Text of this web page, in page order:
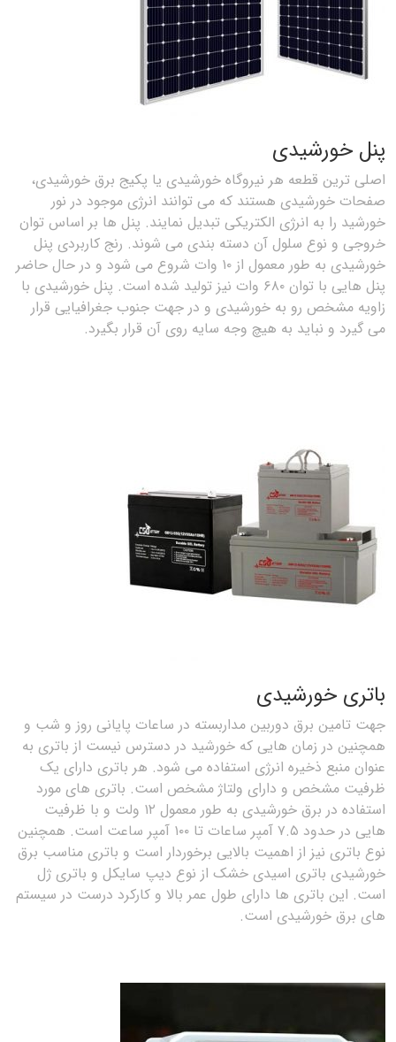
پنل خورشیدی
اصلی ترین قطعه هر نیروگاه خورشیدی یا پکیج برق خورشیدی،
صفحات خورشیدی هستند که می توانند انرژی موجود در نور
خورشید را به انرژی الکتریکی تبدیل نمایند. پنل ها بر اساس توان
خروجی و نوع سلول آن دسته بندی می شوند. رنج کاربردی پنل
خورشیدی به طور معمول از ۱۰ وات شروع می شود و در حال حاضر
پنل هایی با توان ۶۸۰ وات نیز تولید شده است. پنل خورشیدی با
زاویه مشخص رو به خورشیدی و در جهت جنوب جغرافیایی قرار
می گیرد و نباید به هیچ وجه سایه روی آن قرار بگیرد.
باتری خورشیدی
جهت تامین برق دوربین مداربسته در ساعات پایانی روز و شب و
همچنین در زمان هایی که خورشید در دسترس نیست از باتری به
عنوان منبع ذخیره انرژی استفاده می شود. هر باتری دارای یک
ظرفیت مشخص و دارای ولتاژ مشخص است. باتری های مورد
استفاده در برق خورشیدی به طور معمول ۱۲ ولت و با ظرفیت
هایی در حدود ۷.۵ آمپر ساعات تا ۱۰۰ آمپر ساعت است. همچنین
نوع باتری نیز از اهمیت بالایی برخوردار است و باتری مناسب برق
خورشیدی باتری اسیدی خشک از نوع دیپ سایکل و باتری ژل
است. این باتری ها دارای طول عمر بالا و کارکرد درست در سیستم
های برق خورشیدی است.